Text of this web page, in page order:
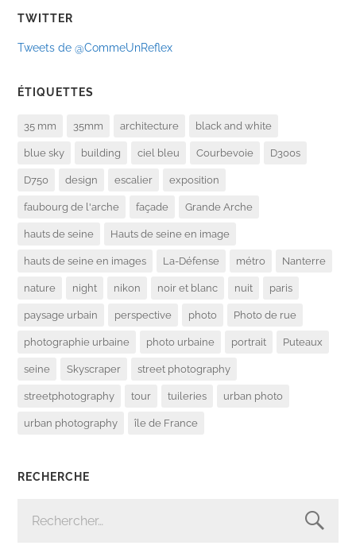
TWITTER
Tweets de @CommeUnReflex
ÉTIQUETTES
35 mm 35mm architecture black and white
blue sky building ciel bleu Courbevoie D300s
D750 design escalier exposition
faubourg de l'arche façade Grande Arche
hauts de seine Hauts de seine en image
hauts de seine en images La-Défense métro Nanterre
nature night nikon noir et blanc nuit paris
paysage urbain perspective photo Photo de rue
photographie urbaine photo urbaine portrait Puteaux
seine Skyscraper street photography
streetphotography tour tuileries urban photo
urban photography île de France
RECHERCHE